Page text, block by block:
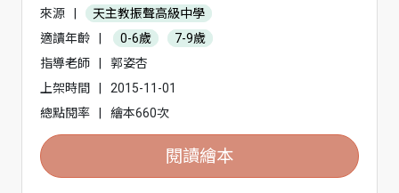
來源
天主教振聲高級中學
適讀年齡
0-6歲
7-9歲
指導老師
郭姿杏
上架時間
2015-11-01
總點閱率
繪本660次
閱讀繪本